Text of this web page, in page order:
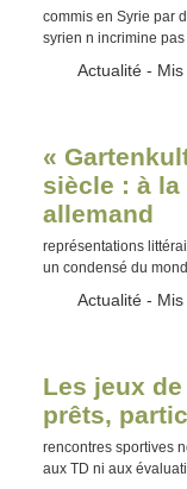
commis en Syrie par
syrien n incrimine
Type :
Actualité -
«
siècle : à
allemand
représentations
un condensé du
Type :
Actualité - Mis
Les jeux
prêts,
rencontres sportives
aux TD ni aux